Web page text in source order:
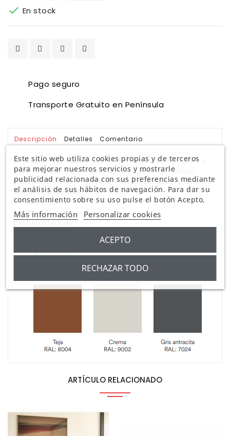
 En stock
Pago seguro
Transporte Gratuito en Península
Descripción Detalles Comentario
La colección Yoko busca a través de su sencillez y
versatilidad ofrecer una opción de almacenaje
moderna y que responda a las necesidades de los
hogares actuales.
Dimensiones
Ancho: 90
Profundidad: 45
ARTÍCULO RELACIONADO
Este sitio web utiliza cookies propias y de terceros
para mejorar nuestros servicios y mostrarle
publicidad relacionada con sus preferencias mediante
el análisis de sus hábitos de navegación. Para dar su
consentimiento sobre su uso pulse el botón Acepto.
Más información Personalizar cookies
RECHAZAR TODO
ACEPTO